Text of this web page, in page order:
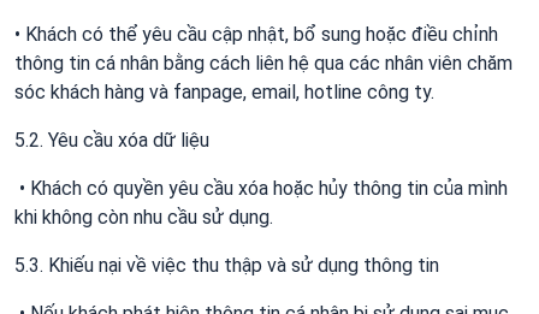
• Khách có thể yêu cầu cập nhật, bổ sung hoặc điều chỉnh
thông tin cá nhân bằng cách liên hệ qua các nhân viên chăm
sóc khách hàng và fanpage, email, hotline công ty.
5.2. Yêu cầu xóa dữ liệu
• Khách có quyền yêu cầu xóa hoặc hủy thông tin của mình
khi không còn nhu cầu sử dụng.
5.3. Khiếu nại về việc thu thập và sử dụng thông tin